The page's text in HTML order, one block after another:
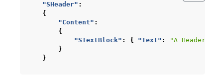
"SHeader" :
{
"Content" :
{
"STextBlock" : { "Text" : "A Header"
}
}